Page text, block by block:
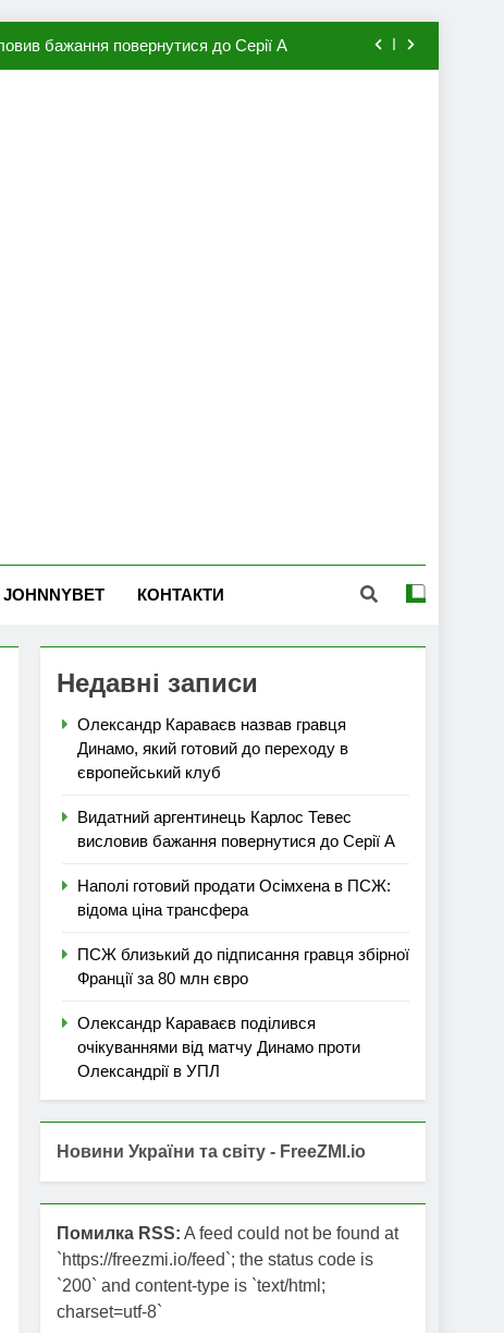
бажання повернутися до Серії А
JOHNNYBET КОНТАКТИ
Недавні записи
Олександр Караваєв назвав гравця
Динамо, який готовий до переходу в
європейський клуб
Видатний аргентинець Карлос Тевес
висловив бажання повернутися до Серії А
Наполі готовий продати Осімхена в ПСЖ:
відома ціна трансфера
ПСЖ близький до підписання гравця збірної
Франції за 80 млн євро
Олександр Караваєв поділився
очікуваннями від матчу Динамо проти
Олександрії в УПЛ
Новини України та світу - FreeZMI.io
Помилка RSS: A feed could not be found at
`https://freezmi.io/feed`; the status code is
`200` and content-type is `text/html;
charset=utf-8`